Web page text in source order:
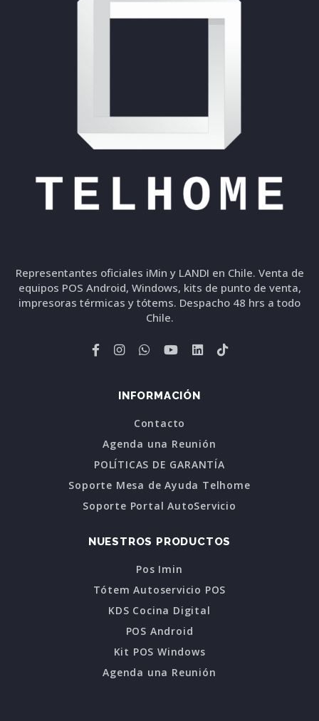
Representantes oficiales iMin y LANDI en Chile. Venta de
equipos POS Android, Windows, kits de punto de venta,
impresoras térmicas y tótems. Despacho 48 hrs a todo
Chile.
INFORMACIÓN
Contacto
Agenda una Reunión
POLÍTICAS DE GARANTÍA
Soporte Mesa de Ayuda Telhome
Soporte Portal AutoServicio
NUESTROS PRODUCTOS
Pos Imin
Tótem Autoservicio POS
KDS Cocina Digital
POS Android
Kit POS Windows
Agenda una Reunión